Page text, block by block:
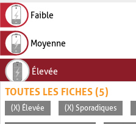
Faible
Moyenne
Élevée
TOUTES LES FICHES (5)
(X) Élevée (X) Sporadiques